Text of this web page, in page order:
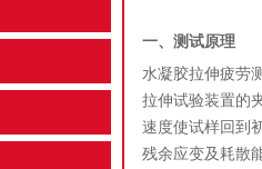
一、测试原理
水凝胶拉伸疲劳
拉伸试验装置的
速度使试样回到
残余应变及耗散